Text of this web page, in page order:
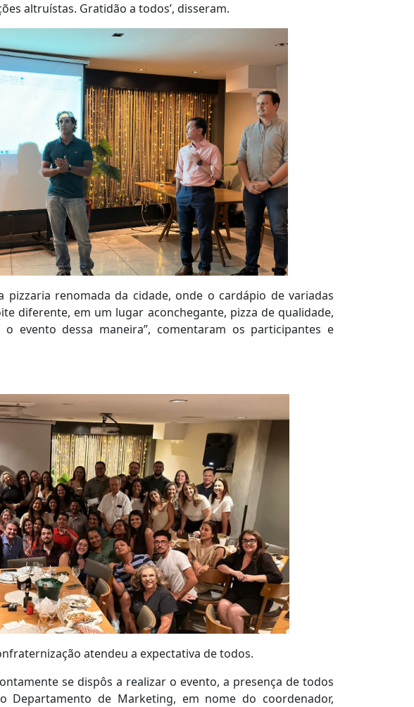
altruístas. Gratidão a todos’, disseram.
renomada da cidade, onde o cardápio de variadas
diferente, em um lugar aconchegante, pizza de qualidade,
evento dessa maneira”, comentaram os participantes e
atendeu a expectativa de todos.
se dispôs a realizar o evento, a presença de todos
Departamento de Marketing, em nome do coordenador,